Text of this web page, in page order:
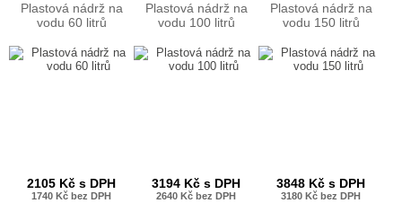
Plastová nádrž na
vodu 60 litrů
2105 Kč s DPH
1740 Kč bez DPH
Plastová nádrž na
vodu 100 litrů
3194 Kč s DPH
2640 Kč bez DPH
Plastová nádrž na
vodu 150 litrů
3848 Kč s DPH
3180 Kč bez DPH